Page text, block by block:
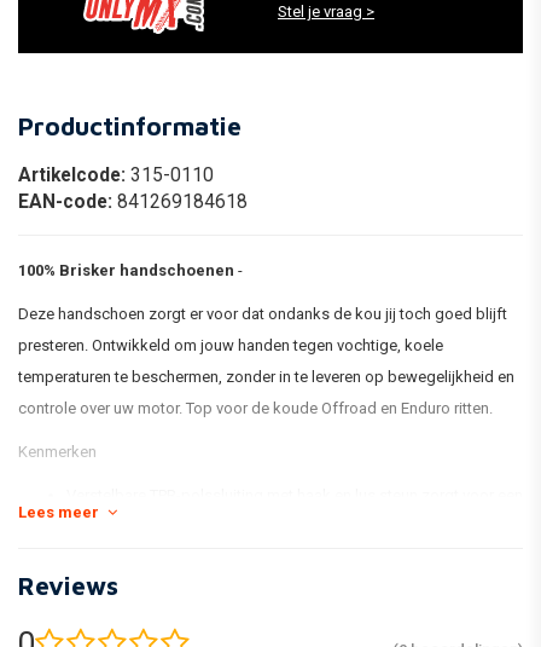
Stel je vraag >
Productinformatie
Artikelcode: 315-0110
EAN-code: 841269184618
100% Brisker handschoenen -
Deze handschoen zorgt er voor dat ondanks de kou jij toch goed blijft
presteren. Ontwikkeld om jouw handen tegen vochtige, koele
temperaturen te beschermen, zonder in te leveren op bewegelijkheid en
controle over uw motor. Top voor de koude Offroad en Enduro ritten.
Kenmerken
Het vochtbestendige microfiber-binnenwerk biedt het perfecte
Lees meer
Reviews